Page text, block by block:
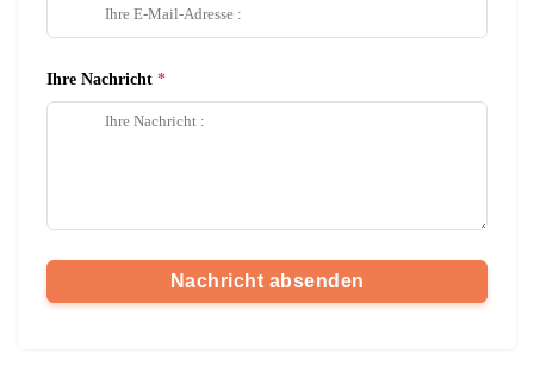
Ihre Nachricht
Nachricht absenden